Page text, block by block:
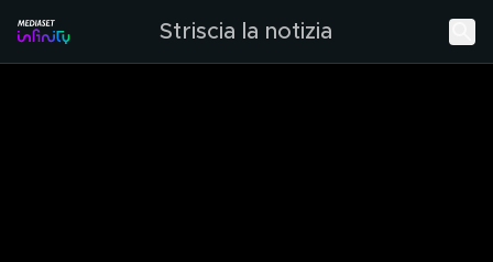
Striscia la notizia